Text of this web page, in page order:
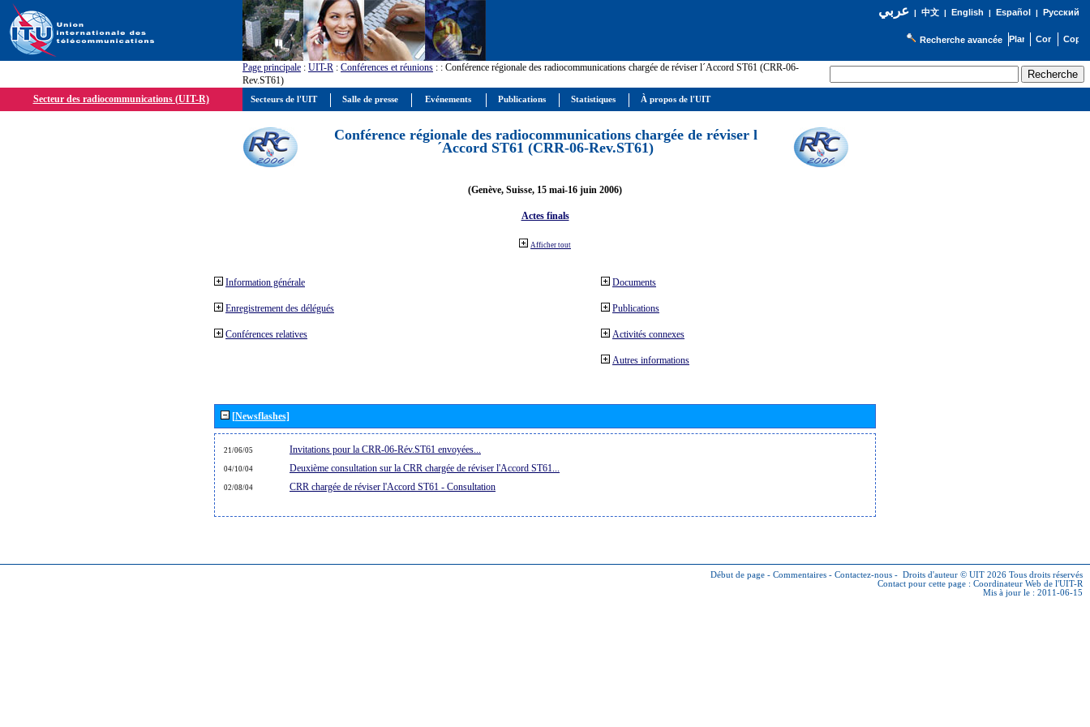
عربي| 中文| English | Español | Русский
Recherche avancée
Page principale : UIT-R : Conférences et réunions : : Conférence régionale des radiocommunications chargée de réviser l´Accord ST61 (CRR-06-
Rev.ST61)
Secteur des radiocommunications (UIT-R)
Conférence régionale des radiocommunications chargée de réviser l
´Accord ST61 (CRR-06-Rev.ST61)
(Genève, Suisse, 15 mai-16 juin 2006)
Actes finals
Afficher tout
Information générale
Enregistrement des délégués
Conférences relatives
Documents
Publications
Activités connexes
Autres informations
[Newsflashes]
21/06/05 Invitations pour la CRR-06-Rév.ST61 envoyées...
04/10/04 Deuxième consultation sur la CRR chargée de réviser l'Accord ST61...
02/08/04 CRR chargée de réviser l'Accord ST61 - Consultation
Début de page - Commentaires - Contactez-nous - Droits d'auteur © UIT 2026 Tous droits réservés
Contact pour cette page : Coordinateur Web de l'UIT-R
Mis à jour le : 2011-06-15
Secteurs de l'UIT Salle de presse Evénements Publications Statistiques À propos de l'UIT